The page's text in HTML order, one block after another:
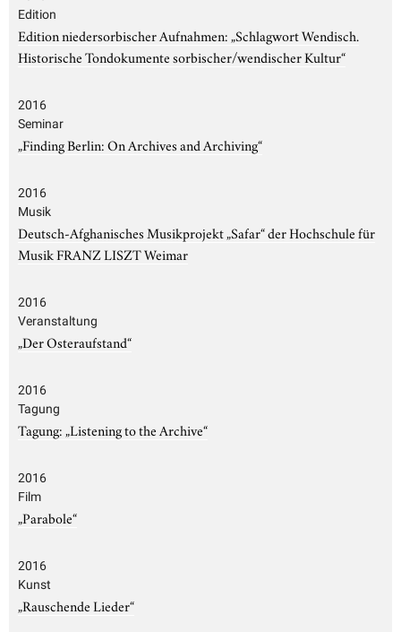
Edition
Edition niedersorbischer Aufnahmen: „Schlagwort Wendisch.
Historische Tondokumente sorbischer/wendischer Kultur“
2016
Seminar
„Finding Berlin: On Archives and Archiving“
2016
Musik
Deutsch-Afghanisches Musikprojekt „Safar“ der Hochschule für
Musik FRANZ LISZT Weimar
2016
Veranstaltung
„Der Osteraufstand“
2016
Tagung
Tagung: „Listening to the Archive“
2016
Film
„Parabole“
2016
Kunst
„Rauschende Lieder“